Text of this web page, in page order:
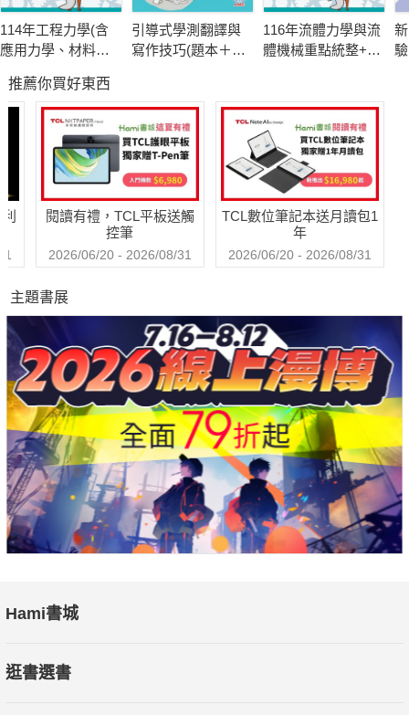
114年工程力學(含
應用力學、材料力
引導式學測翻譯與
寫作技巧(題本＋解
116年流體力學與流
體機械重點統整+高
推薦你買好東西
閱讀有禮，TCL平板送觸
控筆
2026/06/20 - 2026/08/31
TCL數位筆記本送月讀包1
年
2026/06/20 - 2026/08/31
主題書展
Hami書城
逛書選書